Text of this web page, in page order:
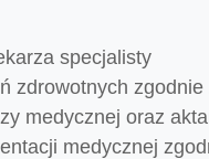
specjalisty
zdrowotnych
medycznej oraz
medycznej